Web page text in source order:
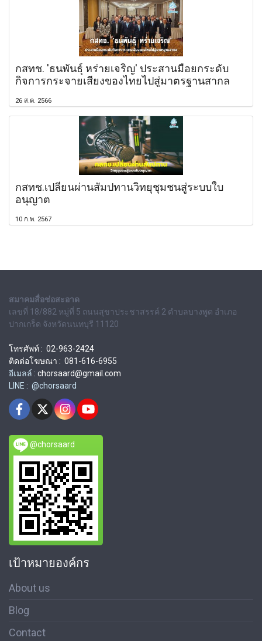
กสทช. 'ธนพันธุ์ หร่ายเจริญ' ประสานมือยกระดับ
กิจการกระจายเสียงของไทยไปสู่มาตรฐานสากล
26 ส.ค. 2566
กสทช.เปลี่ยนผ่านสัมปทานวิทยุชุมชนสู่ระบบใบ
อนุญาต
10 ก.พ. 2567
สมาคมสื่อช่อสะอาด
เลขที่ 18/882 หมู่ที่ 5 ถนนสุขาประชาสรรค์ 2 ตำบลบางพูด อำเภอ
ปากเกร็ด จังหวัดนนทบุรี 11120
โทรศัพท์ : 02-963-2424
ติดต่อโฆษณา : 081-616-6955
อีเมลล์ : chorsaard@gmail.com
LINE : @chorsaard
@chorsaard
เป้าหมายองค์กร
About us
Blog
Contact